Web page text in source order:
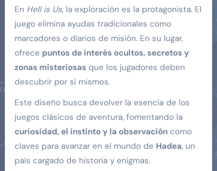
En Hell is Us, la exploración es la protagonista. El
juego elimina ayudas tradicionales como
marcadores o diarios de misión. En su lugar,
ofrece puntos de interés ocultos, secretos y
zonas misteriosasque los jugadores deben
descubrir por sí mismos.
Este diseño busca devolver la esencia de los
juegos clásicos de aventura, fomentando la
curiosidad, el instinto y la observacióncomo
claves para avanzar en el mundo de Hadea, un
país cargado de historia y enigmas.